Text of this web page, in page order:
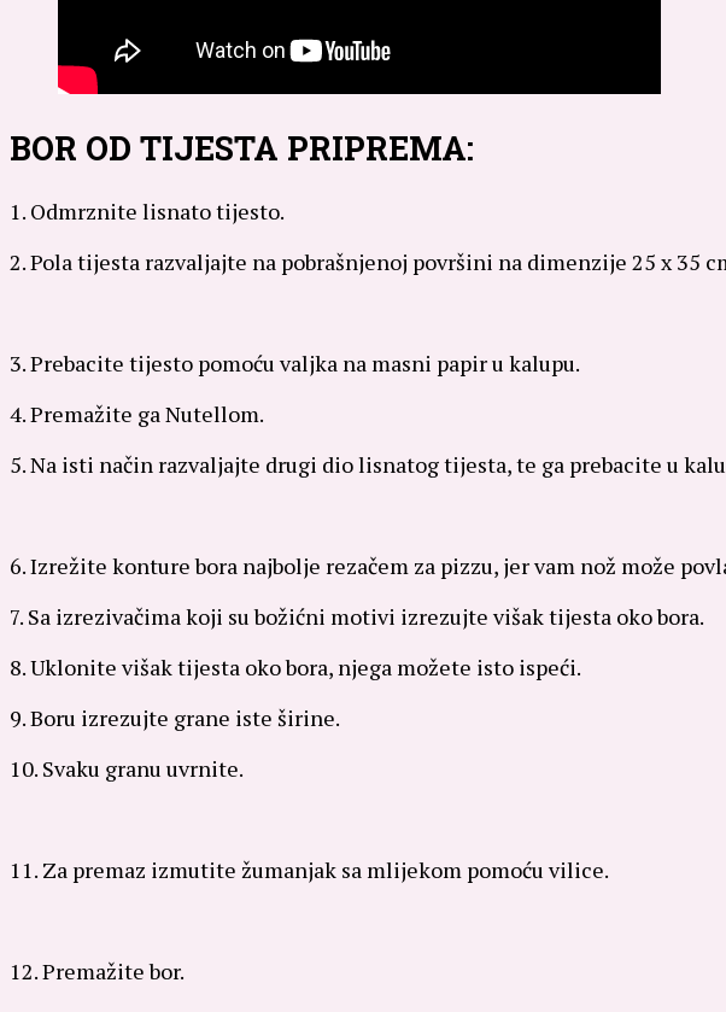
BOR OD TIJESTA PRIPREMA:
1. Odmrznite lisnato tijesto.
2. Pola tijesta razvaljajte na pobrašnjenoj površini na dimenzije 25 x 35
3. Prebacite tijesto pomoću valjka na masni papir u kalupu.
4. Premažite ga Nutellom.
5. Na isti način razvaljajte drugi dio lisnatog tijesta, te ga prebacite u
6. Izrežite konture bora najbolje rezačem za pizzu, jer vam nož može
7. Sa izrezivačima koji su božićni motivi izrezujte višak tijesta oko bora.
8. Uklonite višak tijesta oko bora, njega možete isto ispeći.
9. Boru izrezujte grane iste širine.
10. Svaku granu uvrnite.
11. Za premaz izmutite žumanjak sa mlijekom pomoću vilice.
12. Premažite bor.